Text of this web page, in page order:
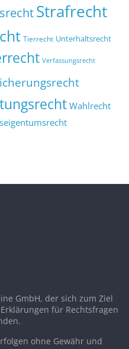
Strafrecht
Tierrecht Unterhaltsrecht
Verfassungsrecht
Wahlrecht
GmbH, der sich zum Ziel
für Rechtsfragen
ohne Gewähr und